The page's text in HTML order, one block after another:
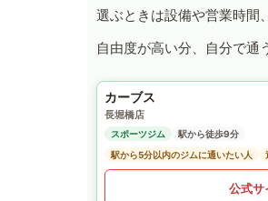
選ぶときは設備や営業時間
自由度が高い分、自分で通
カーブス
長堀橋店
スポーツジム
駅から徒歩9分
駅から5分以内のジムに通いたい人
公式サ